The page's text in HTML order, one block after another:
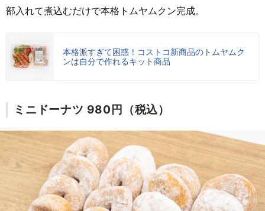
部入れて煮込むだけで本格トムヤムクン完成。
本格派すぎて困惑！コストコ新商品のトムヤムク
ンは自分で作れるキット商品
ミニドーナツ 980円（税込）